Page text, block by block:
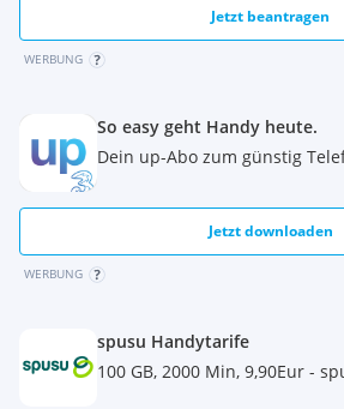
(diskret verpackt, per
Bei Fragen einfach melden
Jetzt beantragen
WERBUNG
So easy geht Handy heute.
Dein up-Abo zum günstig
Jetzt downloaden
WERBUNG
spusu Handytarife
100 GB, 2000 Min, 9,90Eur -